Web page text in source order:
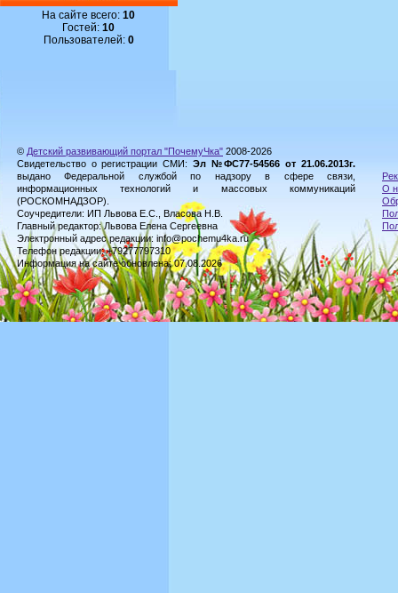
На сайте всего:10
Гостей:10
Пользователей: 0
© Детский развивающий портал "ПочемуЧка" 2008-2026
Свидетельство о регистрации СМИ: Эл №ФС77-54566 от 21.06.2013г.
выдано Федеральной службой по надзору в сфере связи,
информационных технологий и массовых коммуникаций
(РОСКОМНАДЗОР).
Соучредители: ИП Львова Е.С., Власова Н.В.
Главный редактор: Львова Елена Сергеевна
Электронный адрес редакции: info@pochemu4ka.ru
Телефон редакции: +79277797310
Информация на сайте обновлена: 07.08.2026
О